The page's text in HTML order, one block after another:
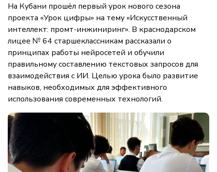
На Кубани прошёл первый урок нового сезона
проекта «Урок цифры» на тему «Искусственный
интеллект: промт-инжиниринг». В краснодарском
лицее № 64 старшеклассникам рассказали о
принципах работы нейросетей и обучили
правильному составлению текстовых запросов для
взаимодействия с ИИ. Целью урока было развитие
навыков, необходимых для эффективного
использования современных технологий.